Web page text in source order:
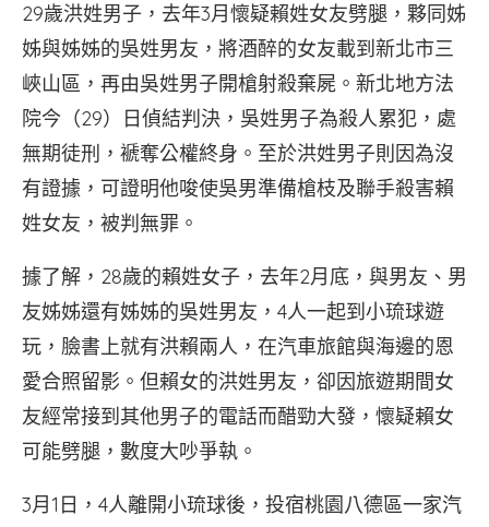
29歲洪姓男子，去年3月懷疑賴姓女友劈腿，夥同姊
姊與姊姊的吳姓男友，將酒醉的女友載到新北市三
峽山區，再由吳姓男子開槍射殺棄屍。新北地方法
院今（29）日偵結判決，吳姓男子為殺人累犯，處
無期徒刑，褫奪公權終身。至於洪姓男子則因為沒
有證據，可證明他唆使吳男準備槍枝及聯手殺害賴
姓女友，被判無罪。
據了解，28歲的賴姓女子，去年2月底，與男友、男
友姊姊還有姊姊的吳姓男友，4人一起到小琉球遊
玩，臉書上就有洪賴兩人，在汽車旅館與海邊的恩
愛合照留影。但賴女的洪姓男友，卻因旅遊期間女
友經常接到其他男子的電話而醋勁大發，懷疑賴女
可能劈腿，數度大吵爭執。
3月1日，4人離開小琉球後，投宿桃園八德區一家汽